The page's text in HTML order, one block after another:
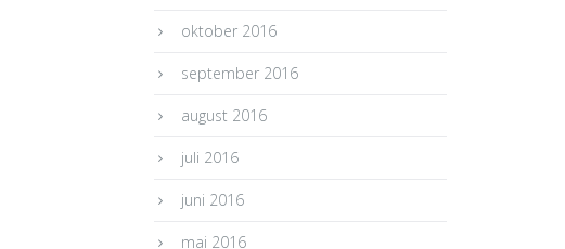
oktober 2016
september 2016
august 2016
juli 2016
juni 2016
mai 2016